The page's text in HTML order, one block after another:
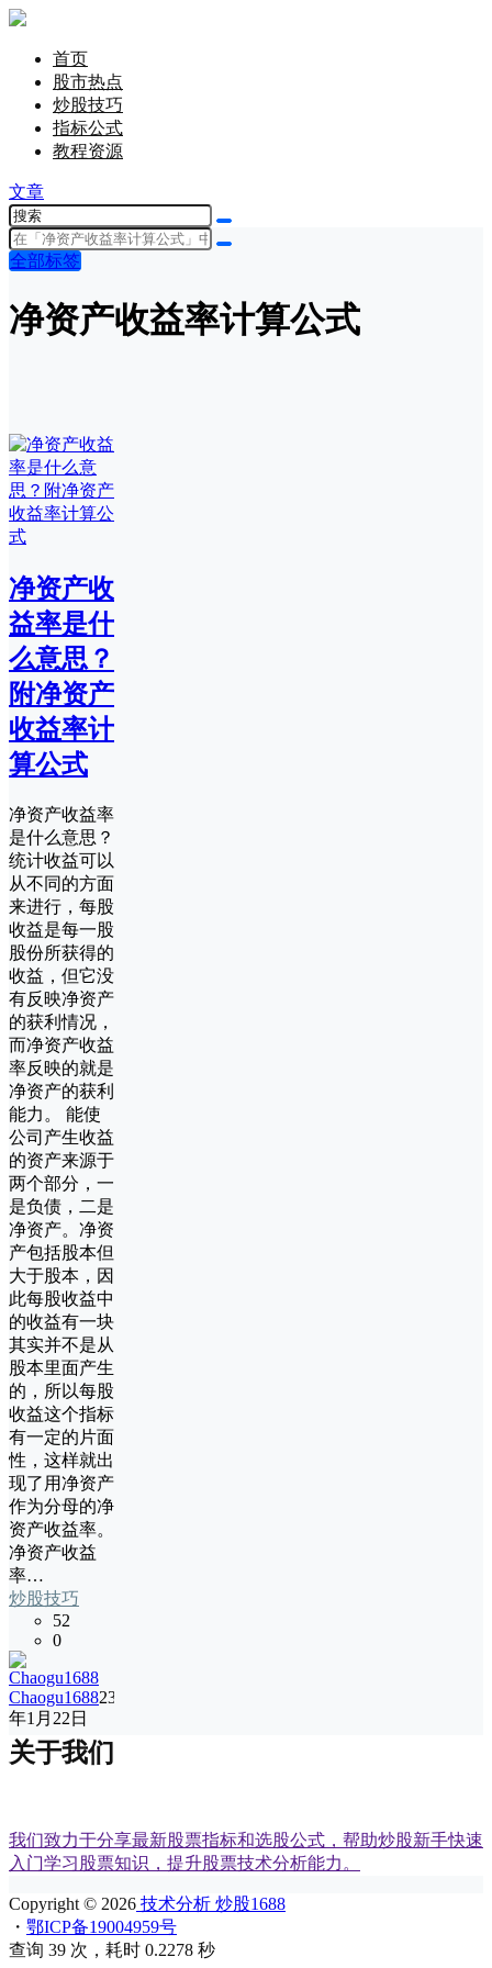
首页
股市热点
炒股技巧
指标公式
教程资源
文章
全部标签
净资产收益率计算公式
净资产收
益率是什
么意思？
附净资产
收益率计
算公式
净资产收益率
是什么意思？
统计收益可以
从不同的方面
来进行，每股
收益是每一股
股份所获得的
收益，但它没
有反映净资产
的获利情况，
而净资产收益
率反映的就是
净资产的获利
能力。 能使
公司产生收益
的资产来源于
两个部分，一
是负债，二是
净资产。净资
产包括股本但
大于股本，因
此每股收益中
的收益有一块
其实并不是从
股本里面产生
的，所以每股
收益这个指标
有一定的片面
性，这样就出
现了用净资产
作为分母的净
资产收益率。
净资产收益
率…
炒股技巧
52
0
Chaogu168823
年1月22日
关于我们
我们致力于分享最新股票指标和选股公式，帮助炒股新手快速
入门学习股票知识，提升股票技术分析能力。
Copyright © 2026 技术分析 炒股1688
・ 鄂ICP备19004959号
查询 39 次，耗时 0.2278 秒